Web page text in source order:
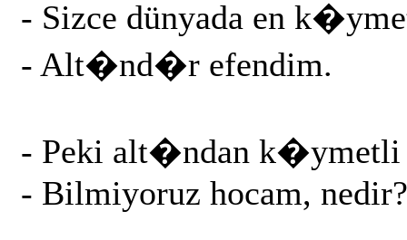
- Sizce dünyada en
- Alt�nd�r efendim.
- Peki alt�ndan k�ymetli
- Bilmiyoruz hocam, nedir?